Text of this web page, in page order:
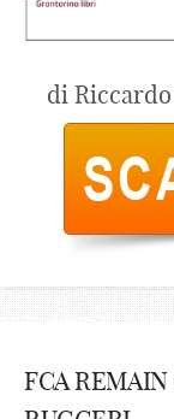
di
FCA